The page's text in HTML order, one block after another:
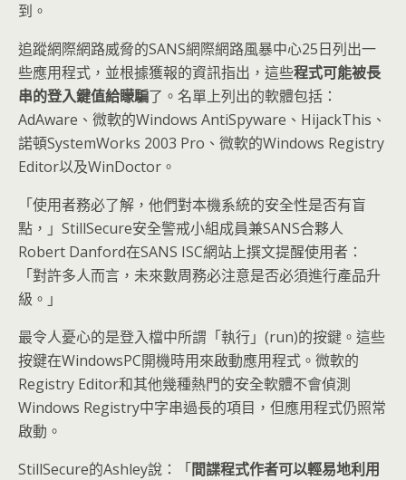
到。
追蹤網際網路威脅的SANS網際網路風暴中心25日列出一
些應用程式，並根據獲報的資訊指出，這些程式可能被長
串的登入鍵值給矇騙了。名單上列出的軟體包括：
AdAware、微軟的Windows AntiSpyware、HijackThis、
諾頓SystemWorks 2003 Pro、微軟的Windows Registry
Editor以及WinDoctor。
「使用者務必了解，他們對本機系統的安全性是否有盲
點，」StillSecure安全警戒小組成員兼SANS合夥人
Robert Danford在SANS ISC網站上撰文提醒使用者：
「對許多人而言，未來數周務必注意是否必須進行產品升
級。」
最令人憂心的是登入檔中所謂「執行」(run)的按鍵。這些
按鍵在WindowsPC開機時用來啟動應用程式。微軟的
Registry Editor和其他幾種熱門的安全軟體不會偵測
Windows Registry中字串過長的項目，但應用程式仍照常
啟動。
StillSecure的Ashley說：「間諜程式作者可以輕易地利用